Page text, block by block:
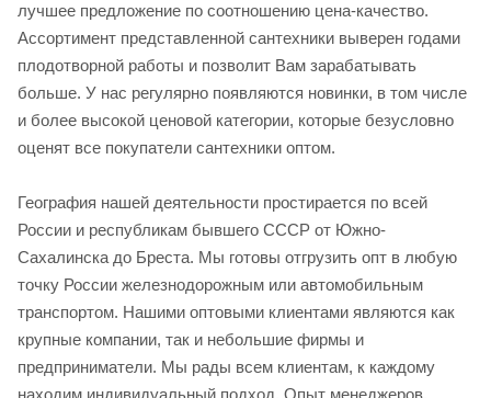
лучшее предложение по соотношению цена-качество.
Ассортимент представленной сантехники выверен годами
плодотворной работы и позволит Вам зарабатывать
больше. У нас регулярно появляются новинки, в том числе
и более высокой ценовой категории, которые безусловно
оценят все покупатели сантехники оптом.
География нашей деятельности простирается по всей
России и республикам бывшего СССР от Южно-
Сахалинска до Бреста. Мы готовы отгрузить опт в любую
точку России железнодорожным или автомобильным
транспортом. Нашими оптовыми клиентами являются как
крупные компании, так и небольшие фирмы и
предприниматели. Мы рады всем клиентам, к каждому
находим индивидуальный подход. Опыт менеджеров,